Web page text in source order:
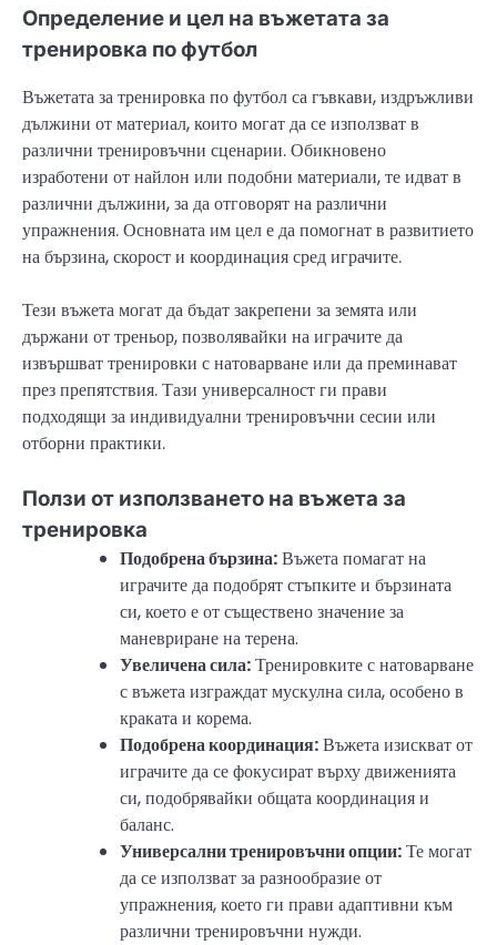
Определение и цел на въжетата за
тренировка по футбол
Въжетата за тренировка по футбол са гъвкави, издръжливи
дължини от материал, които могат да се използват в
различни тренировъчни сценарии. Обикновено
изработени от найлон или подобни материали, те идват в
различни дължини, за да отговорят на различни
упражнения. Основната им цел е да помогнат в развитието
на бързина, скорост и координация сред играчите.
Тези въжета могат да бъдат закрепени за земята или
държани от треньор, позволявайки на играчите да
извършват тренировки с натоварване или да преминават
през препятствия. Тази универсалност ги прави
подходящи за индивидуални тренировъчни сесии или
отборни практики.
Ползи от използването на въжета за
тренировка
Подобрена бързина:Въжета помагат на
играчите да подобрят стъпките и бързината
си, което е от съществено значение за
маневриране на терена.
Увеличена сила:Тренировките с натоварване
с въжета изграждат мускулна сила, особено в
краката и корема.
Подобрена координация:Въжета изискват от
играчите да се фокусират върху движенията
си, подобрявайки общата координация и
баланс.
Универсални тренировъчни опции:Те могат
да се използват за разнообразие от
упражнения, което ги прави адаптивни към
различни тренировъчни нужди.